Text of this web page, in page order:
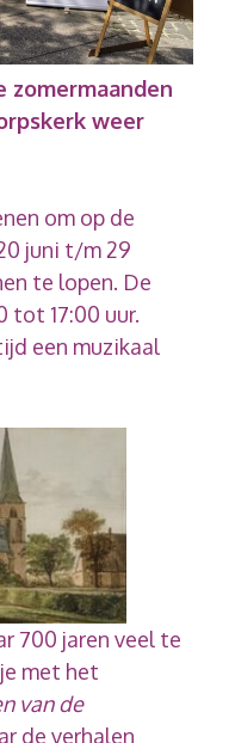
zomermaanden
weer
om op de
juni t/m 29
te lopen. De
tot 17:00 uur.
een muzikaal
700 jaren veel te
met het
van de
de verhalen